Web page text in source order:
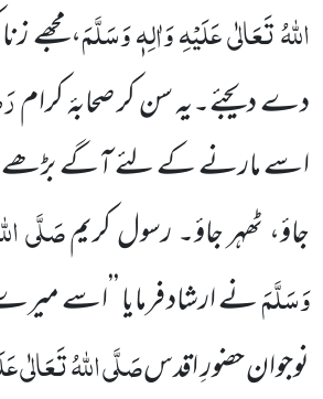
اللّٰہُ تَعَالٰی عَلَیْہِ وَاٰلِہٖوَسَلَّمَ،مجھے
دے دیجئے۔یہ سن کر صحابۂ کرام
اسےمارنے کے لئے آگے بڑھے
جاؤ، ٹھہر جاؤ۔ رسول کریمصَلَّی
وَسَلَّمَنے ارشاد فرمایا ’’اسے
نوجوان حضورِ اقدسصَلَّی اللّٰہُ تَعَالٰی